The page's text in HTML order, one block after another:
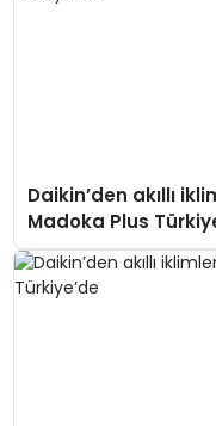
Daikin’den akıllı
Madoka Plus